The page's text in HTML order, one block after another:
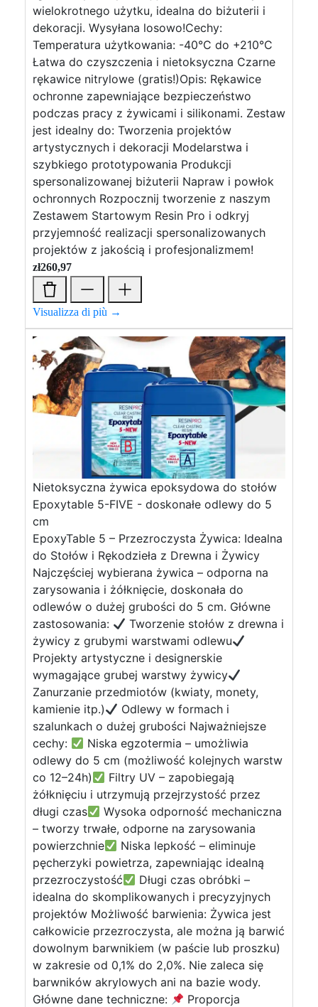
wielokrotnego użytku, idealna do biżuterii i
dekoracji. Wysyłana losowo!Cechy:
Temperatura użytkowania: -40°C do +210°C
Łatwa do czyszczenia i nietoksyczna Czarne
rękawice nitrylowe (gratis!)Opis: Rękawice
ochronne zapewniające bezpieczeństwo
podczas pracy z żywicami i silikonami. Zestaw
jest idealny do: Tworzenia projektów
artystycznych i dekoracji Modelarstwa i
szybkiego prototypowania Produkcji
spersonalizowanej biżuterii Napraw i powłok
ochronnych Rozpocznij tworzenie z naszym
Zestawem Startowym Resin Pro i odkryj
przyjemność realizacji spersonalizowanych
projektów z jakością i profesjonalizmem!
zł260,97
Visualizza di più →
Nietoksyczna żywica epoksydowa do stołów
Epoxytable 5-FIVE - doskonałe odlewy do 5
cm
EpoxyTable 5 – Przezroczysta Żywica: Idealna
do Stołów i Rękodzieła z Drewna i Żywicy
Najczęściej wybierana żywica – odporna na
zarysowania i żółknięcie, doskonała do
odlewów o dużej grubości do 5 cm. Główne
zastosowania:
Tworzenie stołów z drewna i
żywicy z grubymi warstwami odlewu
Projekty artystyczne i designerskie
wymagające grubej warstwy żywicy
Zanurzanie przedmiotów (kwiaty, monety,
kamienie itp.)
Odlewy w formach i
szalunkach o dużej grubości Najważniejsze
cechy:
Niska egzotermia – umożliwia
odlewy do 5 cm (możliwość kolejnych warstw
co 12–24h)
Filtry UV – zapobiegają
żółknięciu i utrzymują przejrzystość przez
długi czas
Wysoka odporność mechaniczna
– tworzy trwałe, odporne na zarysowania
powierzchnie
Niska lepkość – eliminuje
pęcherzyki powietrza, zapewniając idealną
przezroczystość
Długi czas obróbki –
idealna do skomplikowanych i precyzyjnych
projektów Możliwość barwienia: Żywica jest
całkowicie przezroczysta, ale można ją barwić
dowolnym barwnikiem (w paście lub proszku)
w zakresie od 0,1% do 2,0%. Nie zaleca się
barwników akrylowych ani na bazie wody.
Główne dane techniczne:
Proporcja